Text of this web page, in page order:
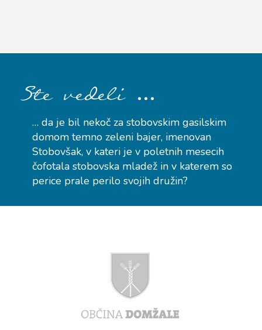
Ste vedeli …
… da je bil nekoč za stobovskim gasilskim
domom temno zeleni bajer, imenovan
Stobovšak, v kateri je v poletnih mesecih
čofotala stobovska mladež in v katerem so
perice prale perilo svojih družin?